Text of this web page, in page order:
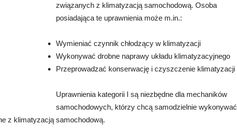
związanych z klimatyzacją samochodową. Osoba
posiadająca te uprawnienia może m.in.:
Wymieniać czynnik chłodzący w klimatyzacji
Wykonywać drobne naprawy układu klimatyzacyjnego
Przeprowadzać konserwację i czyszczenie klimatyzacji
Uprawnienia kategorii I są niezbędne dla mechaników
samochodowych, którzy chcą samodzielnie wykonywać
z klimatyzacją samochodową.